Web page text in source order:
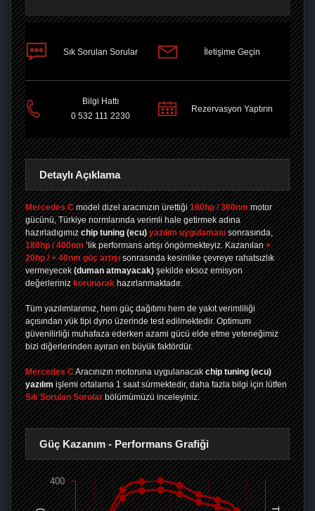
Sık Sorulan Sorular İletişime Geçin
Bilgi Hattı
0 532 111 2230
Rezervasyon Yaptırın
Detaylı Açıklama
Mercedes C model dizel aracınızın ürettiği 160hp / 360nm motor
gücünü, Türkiye normlarında verimli hale getirmek adına
hazırladıgımız chip tuning (ecu) yazılım uygulaması sonrasında,
180hp / 400nm ’lik performans artışı öngörmekteyiz. Kazanılan +
20hp / + 40nm güç artışı sonrasında kesinlike çevreye rahatsızlık
vermeyecek (duman atmayacak) şekilde eksoz emisyon
değerleriniz korunarak hazırlanmaktadır.
Tüm yazılımlarımız, hem güç dağıtımı hem de yakıt verimliliği
açısından yük tipi dyno üzerinde test edilmektedir. Optimum
güvenilirliği muhafaza ederken azami gücü elde etme yeteneğimiz
bizi diğerlerinden ayıran en büyük faktördür.
Mercedes CAracınızın motoruna uygulanacak chip tuning (ecu)
yazılım işlemi ortalama 1 saat sürmektedir, daha fazla bilgi için lütfen
Sık Sorulan Sorular bölümümüzü inceleyiniz.
Güç Kazanım - Performans Grafiği
400